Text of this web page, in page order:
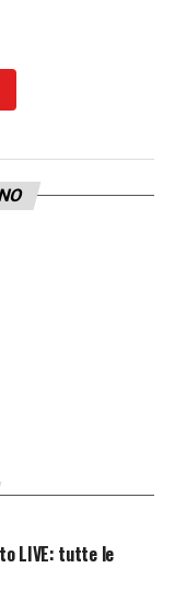
LIVE: tutte le